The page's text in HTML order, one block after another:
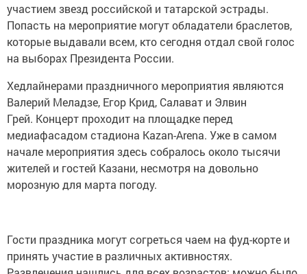
участием звезд российской и татарской эстрады.
Попасть на мероприятие могут обладатели браслетов,
которые выдавали всем, кто сегодня отдал свой голос
на выборах Президента России.
Хедлайнерами праздничного мероприятия являются
Валерий Меладзе, Егор Крид, Салават и Элвин
Грей. Концерт проходит на площадке перед
медиафасадом стадиона Kazan-Arena. Уже в самом
начале мероприятия здесь собралось около тысячи
жителей и гостей Казани, несмотря на довольно
морозную для марта погоду.
Гости праздника могут согреться чаем на фуд-корте и
принять участие в различных активностях.